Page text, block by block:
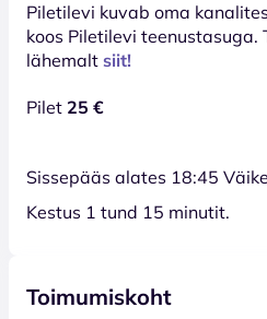
Piletilevi kuvab oma
koos Piletilevi teenustasuga.
lähemalt siit!
Pilet 25 €
Sissepääs alates 18:45
Kestus 1 tund 15 minutit.
Toimumiskoht